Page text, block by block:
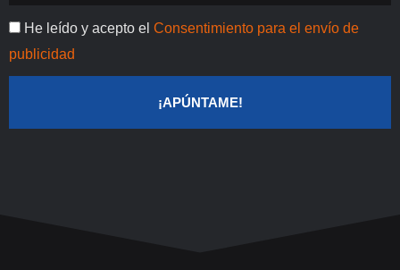
Publicidad
He leído y acepto el Consentimiento para el envío de
publicidad
¡APÚNTAME!